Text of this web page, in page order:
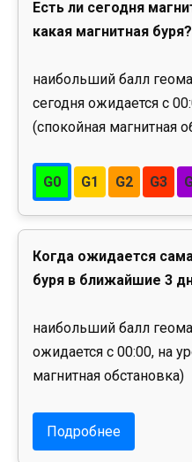
Есть ли сегодня
какая магнитная буря?
наибольший балл
сегодня ожидается с
(спокойная магнитная
G0 G1 G2 G3
Когда ожидается
буря в ближайшие 3
наибольший балл
ожидается с 00:00, на
магнитная обстановка)
Подробнее